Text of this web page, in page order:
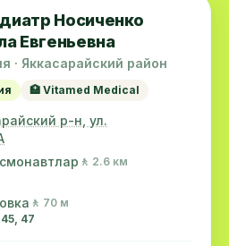
Носиченко
Евгеньевна
· Яккасарайский район
🏥 Vitamed Medical
р-н, ул.
🚶 2.6 км
🚶 70 м
47